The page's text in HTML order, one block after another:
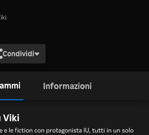
Condividi
Informazioni
Viki
e le fiction con protagonista IU, tutti in un solo